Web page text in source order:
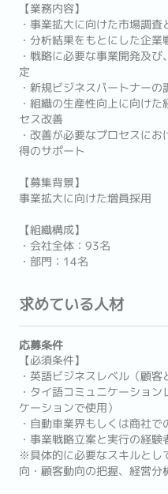
【業務内容】
・事業拡大に向けた市場調査
・分析結果をもとにした企
・戦略に必要な事業開発及
定
・新規ビジネスパートナー
・組織の生産性向上に向け
セス改善
・改善が必要なプロセスに
得のサポート
【募集背景】
事業拡大に向けた増員採用
【組織構成】
・会社全体：93名
・部門：14名
求めている人材
応募条件
【必須条件】
・英語ビジネスレベル（顧客
・タイ語コミュニケーショ
ケーションで使用）
・自動車業界もしくは商社で
・事業戦略立案と実行の経
※具体的に必要なスキルとし
向・顧客動向の把握、経営分